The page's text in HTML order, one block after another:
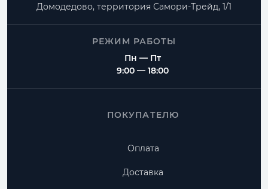
Домодедово, территория Самори-Трейд, 1/1
РЕЖИМ РАБОТЫ
Пн — Пт
9:00 — 18:00
ПОКУПАТЕЛЮ
Оплата
Доставка